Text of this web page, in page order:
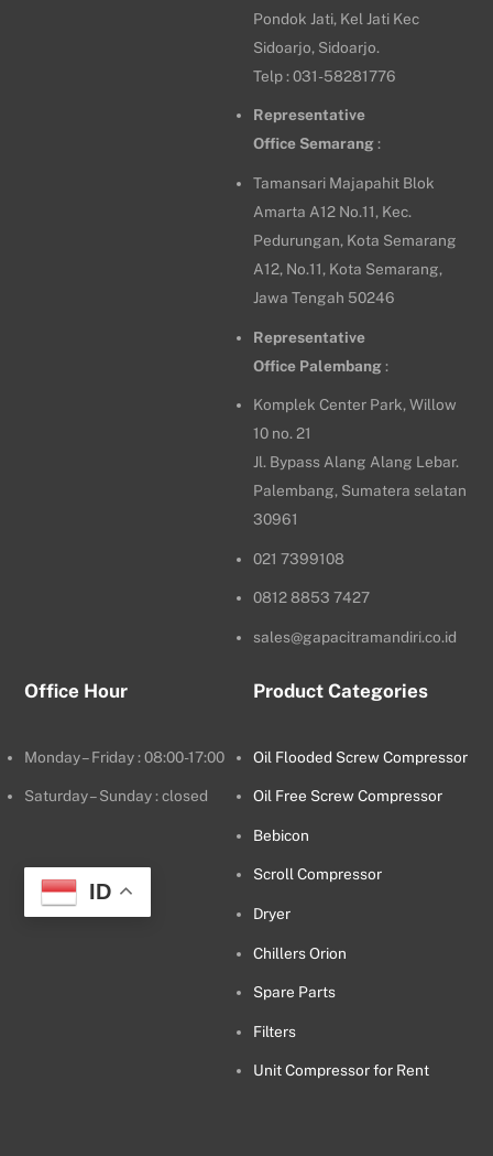
Pondok Jati, Kel Jati Kec
Sidoarjo, Sidoarjo.
Telp : 031-58281776
Representative
Office Semarang:
Tamansari Majapahit Blok
Amarta A12 No.11, Kec.
Pedurungan, Kota Semarang
A12, No.11, Kota Semarang,
Jawa Tengah 50246
Representative
Office Palembang :
Komplek Center Park, Willow
10 no. 21
Jl. Bypass Alang Alang Lebar.
Palembang, Sumatera selatan
30961
021 7399108
0812 8853 7427
sales@gapacitramandiri.co.id
Office Hour
Monday – Friday : 08:00-17:00
Saturday – Sunday : closed
ID
Product Categories
Oil Flooded Screw Compressor
Oil Free Screw Compressor
Bebicon
Scroll Compressor
Dryer
Chillers Orion
Spare Parts
Filters
Unit Compressor for Rent